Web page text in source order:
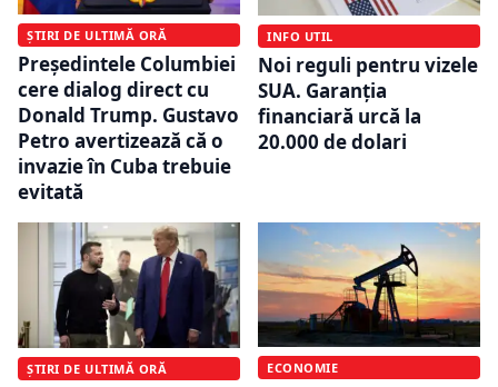
ȘTIRI DE ULTIMĂ ORĂ
Preşedintele Columbiei
cere dialog direct cu
Donald Trump. Gustavo
Petro avertizează că o
invazie în Cuba trebuie
evitată
INFO UTIL
Noi reguli pentru vizele
SUA. Garanția
financiară urcă la
20.000 de dolari
ȘTIRI DE ULTIMĂ ORĂ ECONOMIE